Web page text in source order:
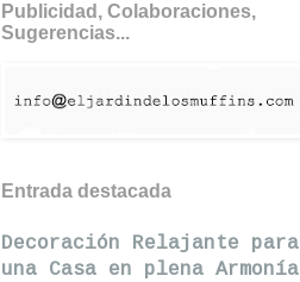
Publicidad, Colaboraciones,
Sugerencias...
Entrada destacada
Decoración Relajante para
una Casa en plena Armonía